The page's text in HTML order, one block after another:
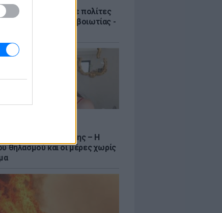
διέσωσε πολίτες
φωτιά της Αττικοβοιωτίας -
με τους γιους της – Η
θηλασμού και οι μέρες χωρίς